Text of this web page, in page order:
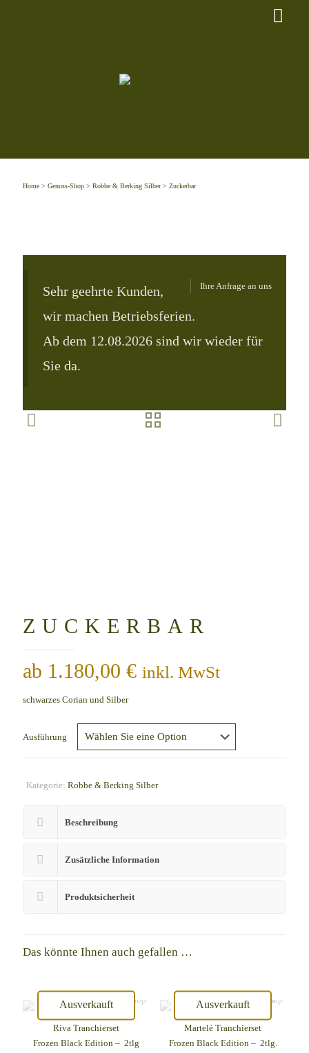
Home > Genuss-Shop > Robbe & Berking Silber> Zuckerbar
Ihre Anfrage an uns
Sehr geehrte Kunden,
wir machen Betriebsferien.
Ab dem 12.08.2026 sind wir wieder für
Sie da.
ZUCKERBAR
ab 1.180,00 € inkl. MwSt
schwarzes Corian und Silber
Ausführung
Kategorie: Robbe & Berking Silber
Beschreibung
Zusätzliche Information
Produktsicherheit
Das könnte Ihnen auch gefallen …
Ausverkauft
Riva Tranchierset
Frozen Black Edition – 2tlg
Ausverkauft
Martelé Tranchierset
Frozen Black Edition – 2tlg.